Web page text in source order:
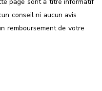
conseil ni aucun avis
remboursement de votre